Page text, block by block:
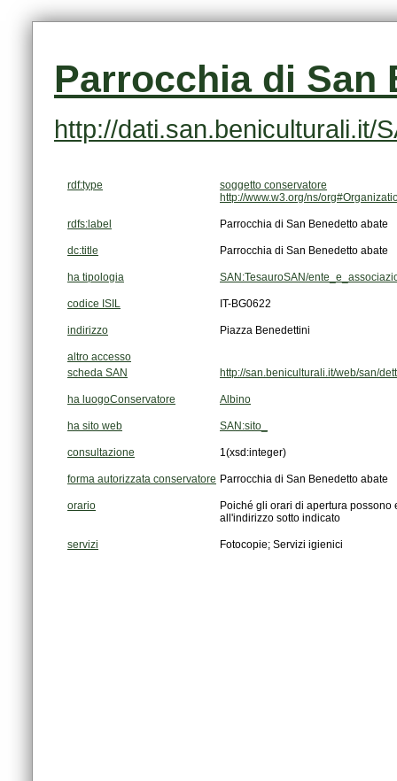
Parrocchia di San
http://dati.san.beniculturali.it/
rdf:type
soggetto conservatore
http://www.w3.org/ns/
rdfs:label Parrocchia di San Benedetto abate
dc:title Parrocchia di San Benedetto abate
ha tipologia SAN:TesauroSAN/
codice ISIL IT-BG0622
indirizzo Piazza Benedettini
altro accesso
scheda SAN
http://san.beniculturali.it/web/san/
ha luogoConservatore Albino
ha sito web SAN:sito_
consultazione 1(xsd:integer)
forma autorizzata conservatore Parrocchia di San Benedetto abate
orario
all'indirizzo sotto indicato
servizi Fotocopie; Servizi igienici